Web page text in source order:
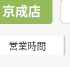
京成店
営業時間